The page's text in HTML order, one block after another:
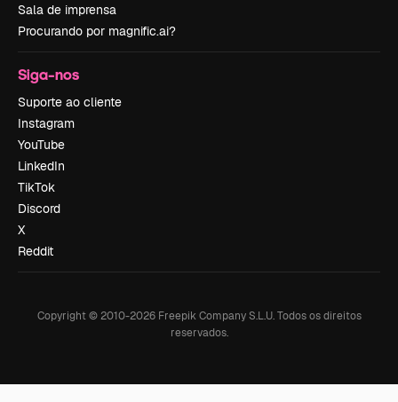
Sala de imprensa
Procurando por magnific.ai?
Siga-nos
Suporte ao cliente
Instagram
YouTube
LinkedIn
TikTok
Discord
X
Reddit
Copyright © 2010-2026Freepik Company S.L.U. Todos os direitos
reservados.